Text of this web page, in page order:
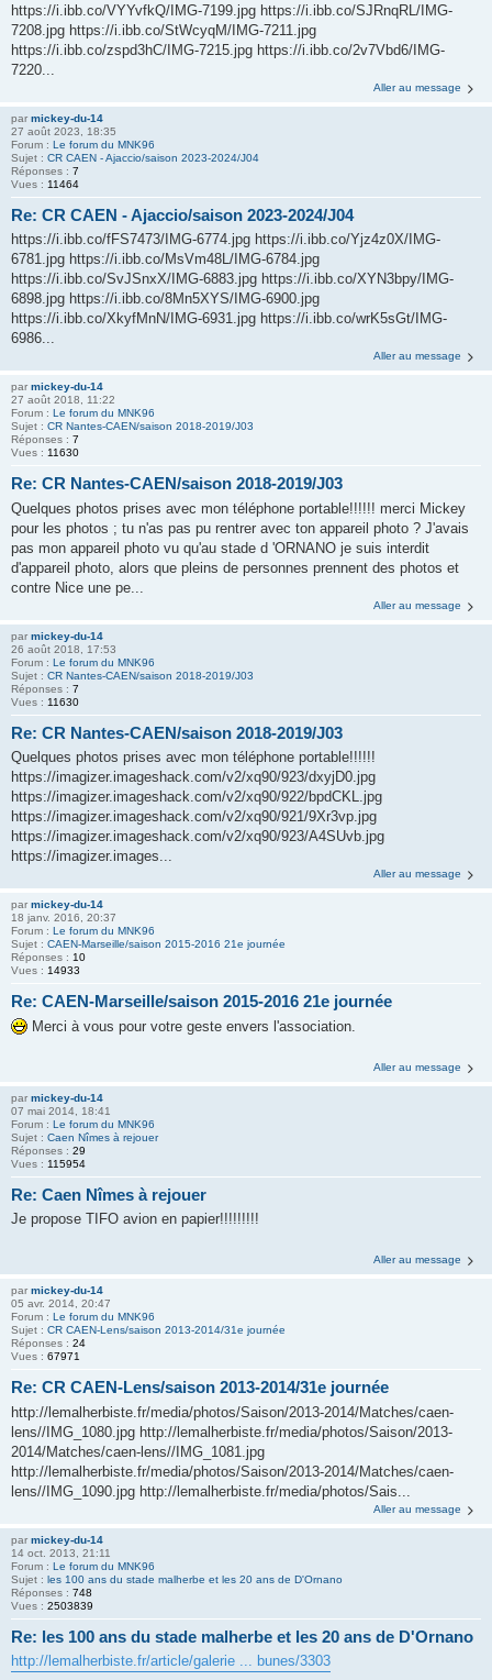
https://i.ibb.co/VYYvfkQ/IMG-7199.jpg https://i.ibb.co/SJRnqRL/IMG-
7208.jpg https://i.ibb.co/StWcyqM/IMG-7211.jpg
https://i.ibb.co/zspd3hC/IMG-7215.jpg https://i.ibb.co/2v7Vbd6/IMG-
7220...
Aller au message
par mickey-du-14
27 août 2023, 18:35
Forum : Le forum du MNK96
Sujet : CR CAEN - Ajaccio/saison 2023-2024/J04
Réponses : 7
Vues : 11464
Re: CR CAEN - Ajaccio/saison 2023-2024/J04
https://i.ibb.co/fFS7473/IMG-6774.jpg https://i.ibb.co/Yjz4z0X/IMG-
6781.jpg https://i.ibb.co/MsVm48L/IMG-6784.jpg
https://i.ibb.co/SvJSnxX/IMG-6883.jpg https://i.ibb.co/XYN3bpy/IMG-
6898.jpg https://i.ibb.co/8Mn5XYS/IMG-6900.jpg
https://i.ibb.co/XkyfMnN/IMG-6931.jpg https://i.ibb.co/wrK5sGt/IMG-
6986...
Aller au message
par mickey-du-14
27 août 2018, 11:22
Forum : Le forum du MNK96
Sujet : CR Nantes-CAEN/saison 2018-2019/J03
Réponses : 7
Vues : 11630
Re: CR Nantes-CAEN/saison 2018-2019/J03
Quelques photos prises avec mon téléphone portable!!!!!! merci Mickey
pour les photos ; tu n'as pas pu rentrer avec ton appareil photo ? J'avais
pas mon appareil photo vu qu'au stade d 'ORNANO je suis interdit
d'appareil photo, alors que pleins de personnes prennent des photos et
contre Nice une pe...
Aller au message
par mickey-du-14
26 août 2018, 17:53
Forum : Le forum du MNK96
Sujet : CR Nantes-CAEN/saison 2018-2019/J03
Réponses : 7
Vues : 11630
Re: CR Nantes-CAEN/saison 2018-2019/J03
Quelques photos prises avec mon téléphone portable!!!!!!
https://imagizer.imageshack.com/v2/xq90/923/dxyjD0.jpg
https://imagizer.imageshack.com/v2/xq90/922/bpdCKL.jpg
https://imagizer.imageshack.com/v2/xq90/921/9Xr3vp.jpg
https://imagizer.imageshack.com/v2/xq90/923/A4SUvb.jpg
https://imagizer.images...
Aller au message
par mickey-du-14
18 janv. 2016, 20:37
Forum : Le forum du MNK96
Sujet : CAEN-Marseille/saison 2015-2016 21e journée
Réponses : 10
Vues : 14933
Re: CAEN-Marseille/saison 2015-2016 21e journée
Merci à vous pour votre geste envers l'association.
Aller au message
par mickey-du-14
07 mai 2014, 18:41
Forum : Le forum du MNK96
Sujet : Caen Nîmes à rejouer
Réponses : 29
Vues : 115954
Re: Caen Nîmes à rejouer
Je propose TIFO avion en papier!!!!!!!!!
Aller au message
par mickey-du-14
05 avr. 2014, 20:47
Forum : Le forum du MNK96
Sujet : CR CAEN-Lens/saison 2013-2014/31e journée
Réponses : 24
Vues : 67971
Re: CR CAEN-Lens/saison 2013-2014/31e journée
http://lemalherbiste.fr/media/photos/Saison/2013-2014/Matches/caen-
lens//IMG_1080.jpg http://lemalherbiste.fr/media/photos/Saison/2013-
2014/Matches/caen-lens//IMG_1081.jpg
http://lemalherbiste.fr/media/photos/Saison/2013-2014/Matches/caen-
lens//IMG_1090.jpg http://lemalherbiste.fr/media/photos/Sais...
Aller au message
par mickey-du-14
14 oct. 2013, 21:11
Forum : Le forum du MNK96
Sujet : les 100 ans du stade malherbe et les 20 ans de D'Ornano
Réponses : 748
Vues : 2503839
Re: les 100 ans du stade malherbe et les 20 ans de D'Ornano
http://lemalherbiste.fr/article/galerie ... bunes/3303